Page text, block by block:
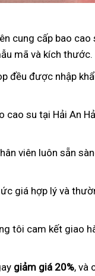
cung cấp bao
mã và kích thước.
đều được nhập
cao su tại Hải An
viên luôn sẵn
giá hợp lý và
tôi cam kết giao
giảm giá 20%, và